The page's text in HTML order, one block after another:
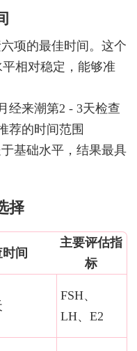
项的最佳时间。这个
相对稳定，能够准
经来潮第2 - 3天检查
荐的时间范围
基础水平，结果最具
择
间
主要评估指
标
FSH、
LH、E2